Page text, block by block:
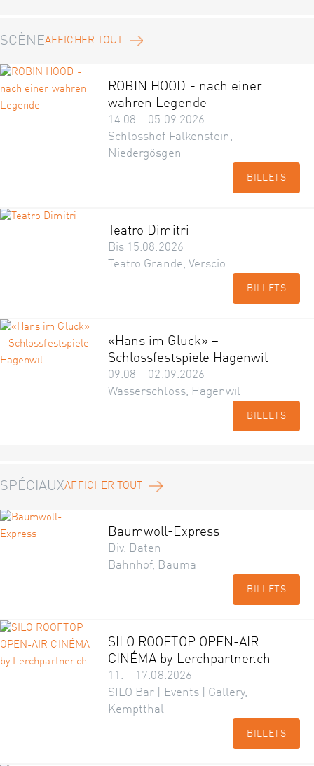
SCÈNEAFFICHER TOUT
ROBIN HOOD - nach einer
wahren Legende
14.08 – 05.09.2026
Schlosshof Falkenstein,
Niedergösgen
BILLETS
Teatro Dimitri
Bis 15.08.2026
Teatro Grande, Verscio
BILLETS
«Hans im Glück» –
Schlossfestspiele Hagenwil
09.08 – 02.09.2026
Wasserschloss, Hagenwil
BILLETS
SPÉCIAUXAFFICHER TOUT
Baumwoll-Express
Div. Daten
Bahnhof, Bauma
BILLETS
SILO ROOFTOP OPEN-AIR
CINÉMA by Lerchpartner.ch
11. – 17.08.2026
SILO Bar | Events | Gallery,
Kemptthal
BILLETS